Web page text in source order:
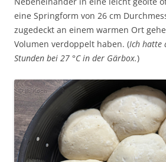
eine Springform von 26 cm
zugedeckt an einem warmen Ort
Volumen verdoppelt haben. (Ich hatte
Stunden bei 27 °C in der Gärbox.)